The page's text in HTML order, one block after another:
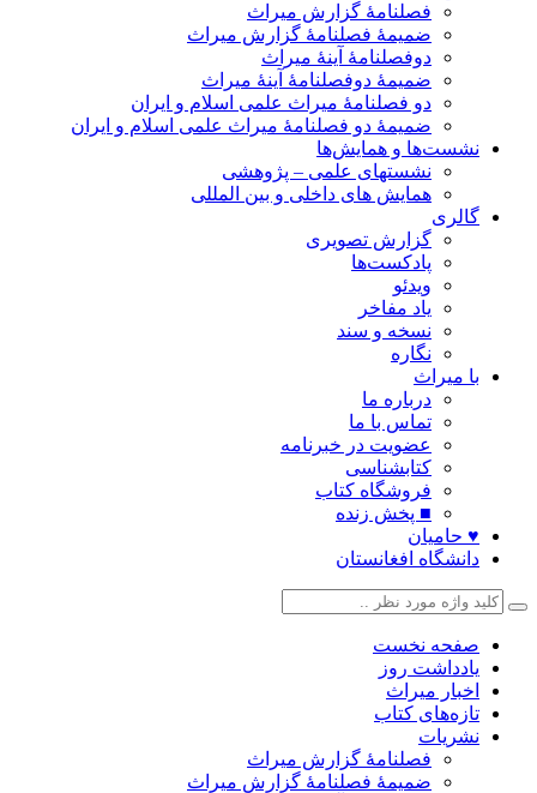
فصلنامۀ گزارش میراث
ضمیمۀ فصلنامۀ گزارش میراث
دوفصلنامۀ آینۀ میراث
ضمیمۀ دوفصلنامۀ آینۀ میراث
دو فصلنامۀ میراث علمی اسلام و ایران
ضمیمۀ دو فصلنامۀ میراث علمی اسلام و ایران
نشست‌ها و همایش‌ها
نشستهای علمی – پژوهشی
همایش های داخلی و بین المللی
گالری
گزارش تصویری
پادکست‌ها
ویدئو
یاد مفاخر
نسخه و سند
نگاره
با میراث
درباره ما
تماس با ما
عضویت در خبرنامه
کتابشناسی
فروشگاه کتاب
■ پخش زنده
♥ حامیان
دانشگاه افغانستان
صفحه نخست
یادداشت روز
اخبار میراث
تازه‌های کتاب
نشریات
فصلنامۀ گزارش میراث
ضمیمۀ فصلنامۀ گزارش میراث